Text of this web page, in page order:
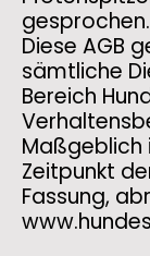
gesprochen.
Diese AGB
sämtliche
Bereich
Maßgeblich
Zeitpunkt
Fassung,